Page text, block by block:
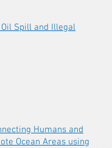
Spill and Illegal
Humans and
Ocean Areas using